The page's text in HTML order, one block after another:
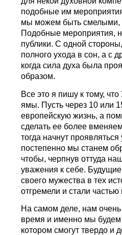
подобные им
мы можем быть
Подобные мероприятия,
публики. С одной
полного ухода в сон, а с
когда сила духа была
образом.
Все это я пишу к тому,
ямы. Пусть через 10 или
европейскую жизнь, а
сделать ее более
тогда начнут
постепенно мы станем
чтобы, черпнув оттуда
уважения к себе.
своего мужества в тех
отгремели и стали частью
На самом деле, нам
время и именно мы
котором смогут твердо и